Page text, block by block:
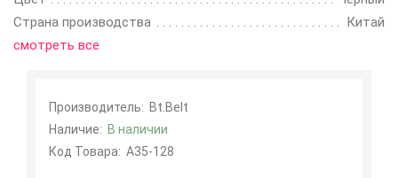
Страна производства
Китай
смотреть все
Производитель: Bt.Belt
Наличие: В наличии
Код Товара: A35-128